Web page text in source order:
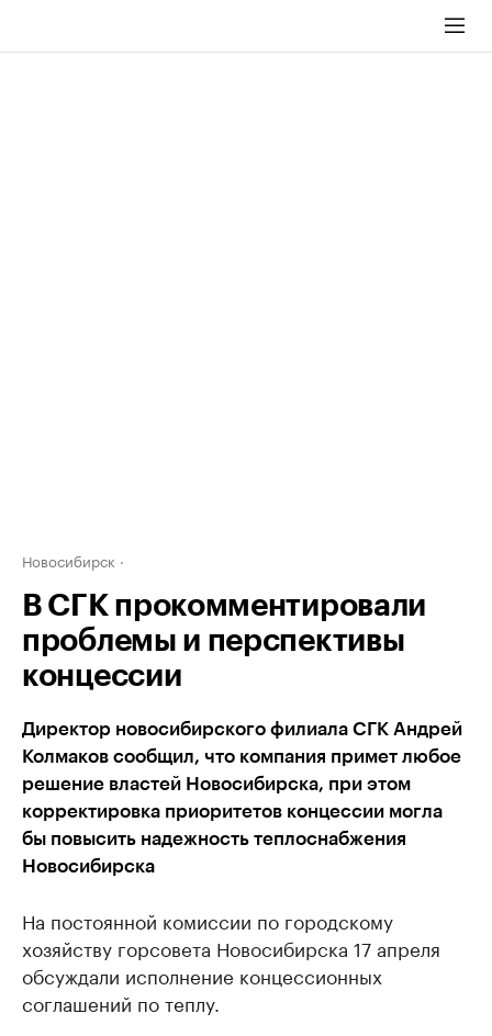
Новосибирск
В СГК прокомментировали
проблемы и перспективы
концессии
Директор новосибирского филиала СГК Андрей
Колмаков сообщил, что компания примет любое
решение властей Новосибирска, при этом
корректировка приоритетов концессии могла
бы повысить надежность теплоснабжения
Новосибирска
На постоянной комиссии по городскому
хозяйству горсовета Новосибирска 17 апреля
обсуждали исполнение концессионных
соглашений по теплу.